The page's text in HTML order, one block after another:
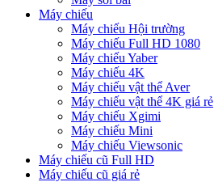
Máy chiếu
Máy chiếu Hội trường
Máy chiếu Full HD 1080
Máy chiếu Yaber
Máy chiếu 4K
Máy chiếu vật thể Aver
Máy chiếu vật thể 4K giá rẻ
Máy chiếu Xgimi
Máy chiếu Mini
Máy chiếu Viewsonic
Máy chiếu cũ Full HD
Máy chiếu cũ giá rẻ